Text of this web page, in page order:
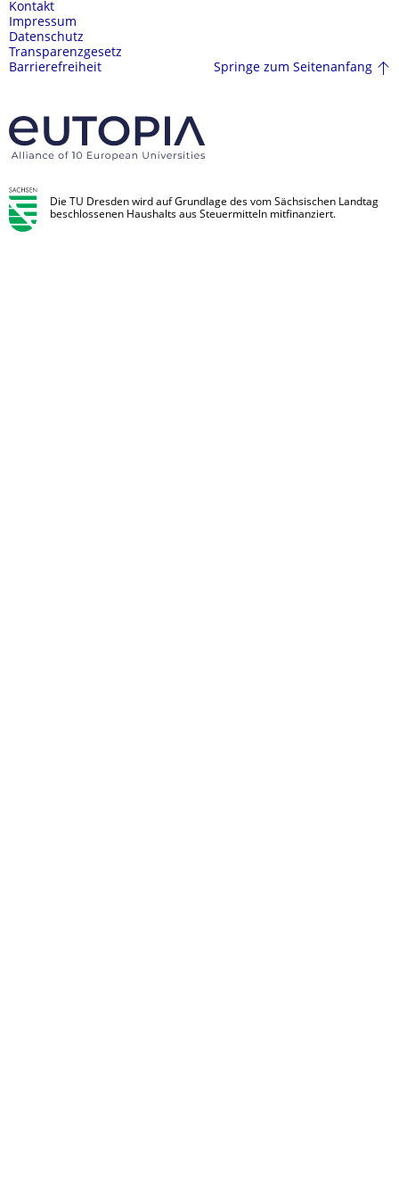
Kontakt
Impressum
Datenschutz
Transparenzgesetz
Barrierefreiheit
Springe zum Seitenanfang
Die TU Dresden wird auf Grundlage des vom Sächsischen Landtag
beschlossenen Haushalts aus Steuermitteln mitfinanziert.